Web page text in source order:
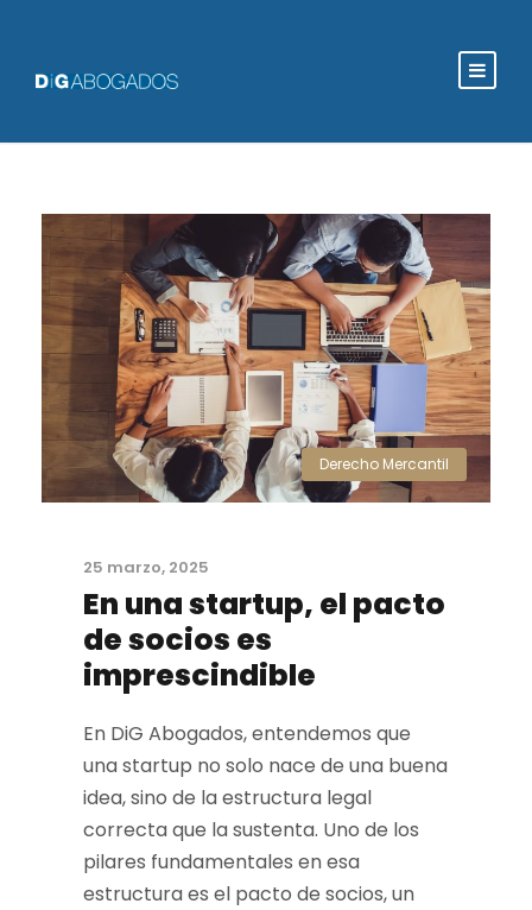
Derecho Mercantil
25 marzo, 2025
En una startup, el pacto
de socios es
imprescindible
En DiG Abogados, entendemos que
una startup no solo nace de una buena
idea, sino de la estructura legal
correcta que la sustenta. Uno de los
pilares fundamentales en esa
estructura es el pacto de socios, un